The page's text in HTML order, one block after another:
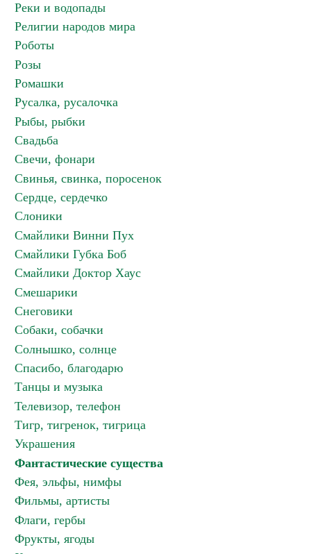
Реки и водопады
Религии народов мира
Роботы
Розы
Ромашки
Русалка, русалочка
Рыбы, рыбки
Свадьба
Свечи, фонари
Свинья, свинка, поросенок
Сердце, сердечко
Слоники
Смайлики Винни Пух
Смайлики Губка Боб
Смайлики Доктор Хаус
Смешарики
Снеговики
Собаки, собачки
Солнышко, солнце
Спасибо, благодарю
Танцы и музыка
Телевизор, телефон
Тигр, тигренок, тигрица
Украшения
Фантастические существа
Фея, эльфы, нимфы
Фильмы, артисты
Флаги, гербы
Фрукты, ягоды